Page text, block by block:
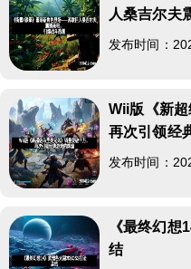
人桑吉尔夫
发布时间：
Wii版《新超
再次引领经
发布时间：
《最终幻
结